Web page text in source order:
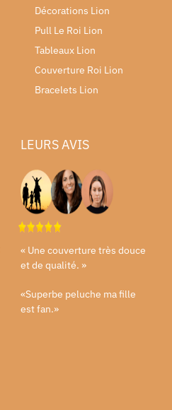
Décorations Lion
Pull Le Roi Lion
Tableaux Lion
Couverture Roi Lion
Bracelets Lion
LEURS AVIS
« Une couverture très douce
et de qualité. »
«Superbe peluche ma fille
est fan.»